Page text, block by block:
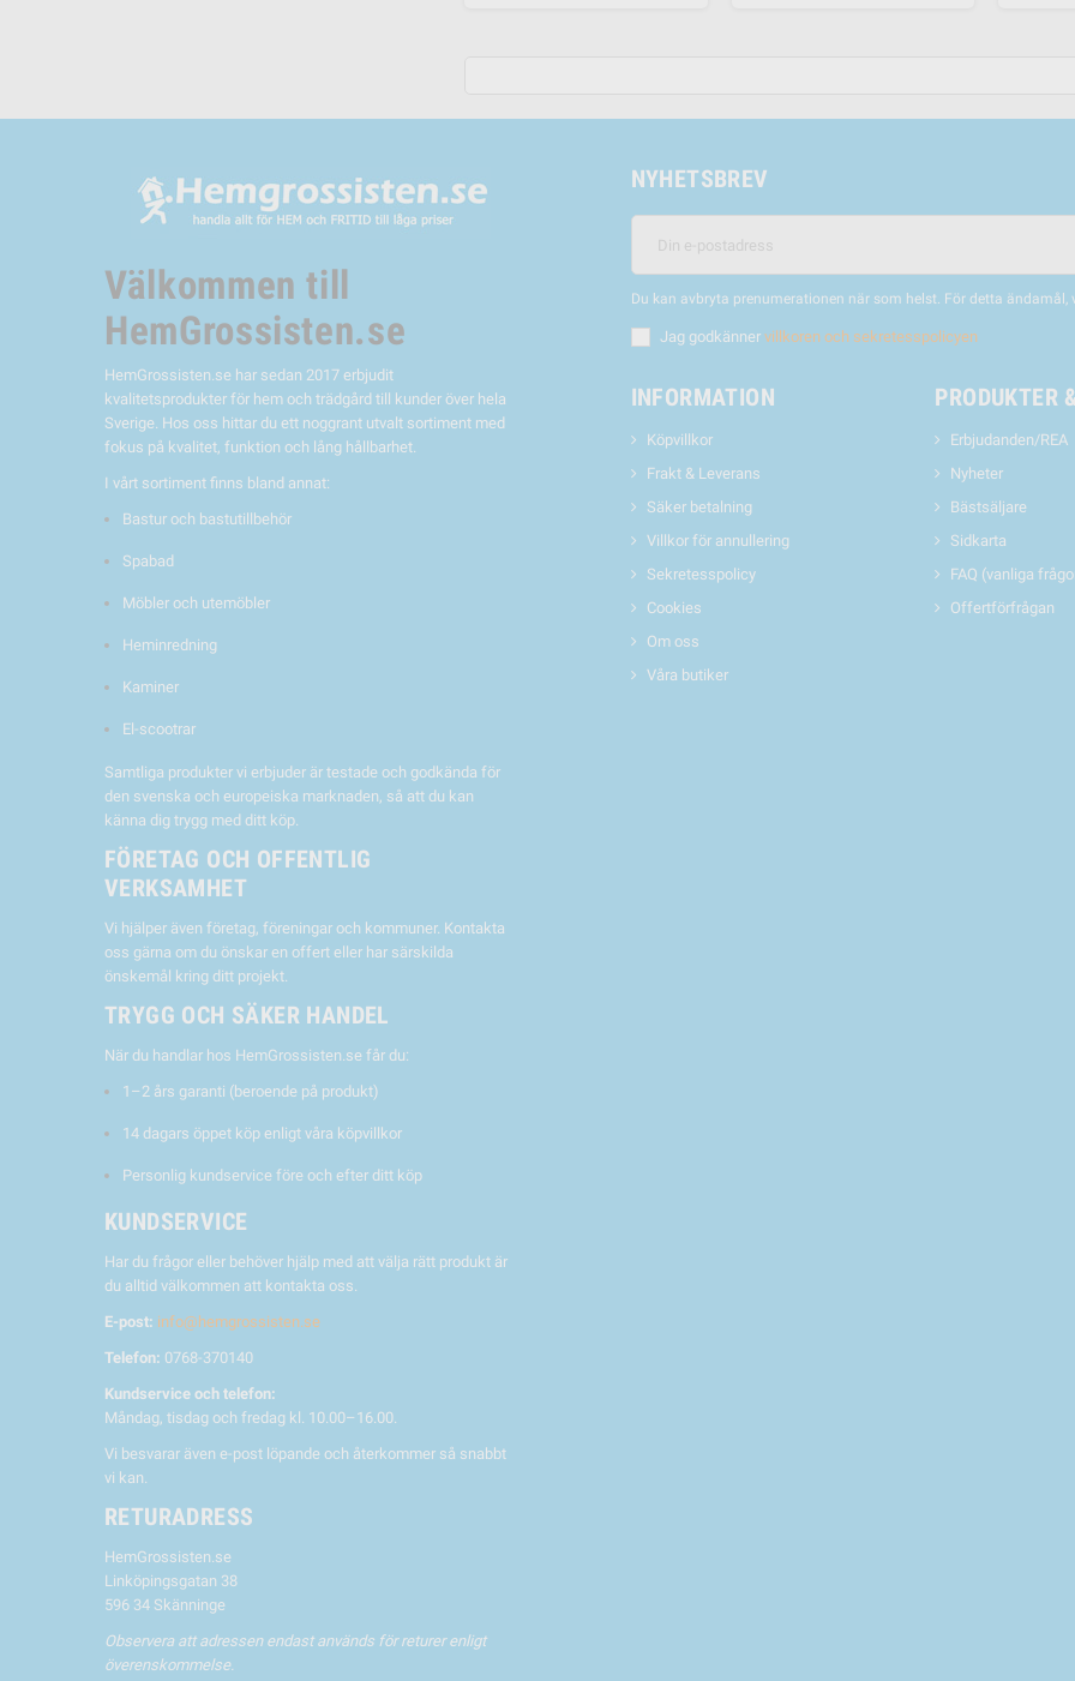
Välkommen till
HemGrossisten.se
HemGrossisten.se har sedan 2017 erbjudit
kvalitetsprodukter för hem och trädgård till kunder över hela
Sverige. Hos oss hittar du ett noggrant utvalt sortiment med
fokus på kvalitet, funktion och lång hållbarhet.
I vårt sortiment finns bland annat:
Bastur och bastutillbehör
Spabad
Möbler och utemöbler
Heminredning
Kaminer
El-scootrar
Samtliga produkter vi erbjuder är testade och godkända för
den svenska och europeiska marknaden, så att du kan
känna dig trygg med ditt köp.
FÖRETAG OCH OFFENTLIG
VERKSAMHET
Vi hjälper även företag, föreningar och kommuner. Kontakta
oss gärna om du önskar en offert eller har särskilda
önskemål kring ditt projekt.
TRYGG OCH SÄKER HANDEL
När du handlar hos HemGrossisten.se får du:
1–2 års garanti (beroende på produkt)
14 dagars öppet köp enligt våra köpvillkor
Personlig kundservice före och efter ditt köp
KUNDSERVICE
Har du frågor eller behöver hjälp med att välja rätt produkt är
du alltid välkommen att kontakta oss.
E-post: info@hemgrossisten.se
Telefon: 0768-370140
Kundservice och telefon:
Måndag, tisdag och fredag kl. 10.00–16.00.
Vi besvarar även e-post löpande och återkommer så snabbt
vi kan.
RETURADRESS
HemGrossisten.se
Linköpingsgatan 38
596 34 Skänninge
Observera att adressen endast används för returer enligt
överenskommelse.
NYHETSBREV
Du kan avbryta prenumerationen när som helst. För detta
Jag godkänner villkoren och sekretesspolicyen
INFORMATION
Köpvillkor
Frakt & Leverans
Säker betalning
Villkor för annullering
Sekretesspolicy
Cookies
Om oss
Våra butiker
PRODUKTER
Erbjudanden/REA
Nyheter
Bästsäljare
Sidkarta
FAQ (vanliga
Offertförfrågan